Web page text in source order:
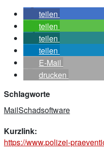
teilen
teilen
teilen
teilen
E-Mail
drucken
Schlagworte
MailSchadsoftware
Kurzlink:
https://www.polizei-